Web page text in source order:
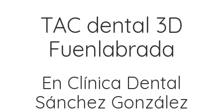
TAC dental 3D
Fuenlabrada
En Clínica Dental
Sánchez González